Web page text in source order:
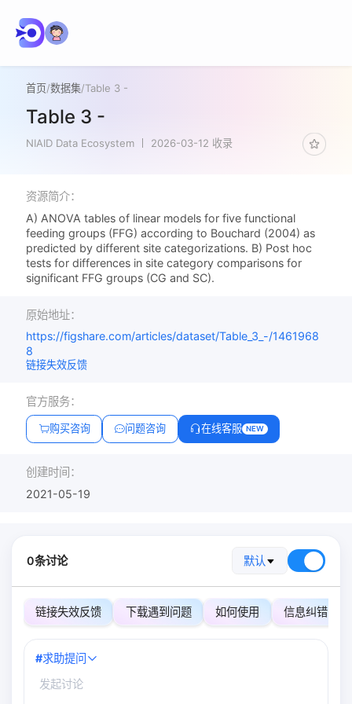
首页/数据集/Table 3 -
Table 3 -
NIAID Data Ecosystem 2026-03-12 收录
资源简介：
A) ANOVA tables of linear models for five functional
feeding groups (FFG) according to Bouchard (2004) as
predicted by different site categorizations. B) Post hoc
tests for differences in site category comparisons for
significant FFG groups (CG and SC).
原始地址：
https://figshare.com/articles/dataset/Table_3_-/1461968
8
链接失效反馈
官方服务：
购买咨询 问题咨询 在线客服 NEW
创建时间：
2021-05-19
0条讨论 默认
链接失效反馈 下载遇到问题 如何使用 信息纠错
#求助提问